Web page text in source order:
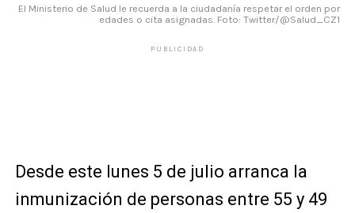
El Ministerio de Salud le recuerda a la ciudadanía respetar el orden por
edades o cita asignadas. Foto: Twitter/@Salud_CZ1
PUBLICIDAD
Desde este lunes 5 de julio arranca la
inmunización de personas entre 55 y 49